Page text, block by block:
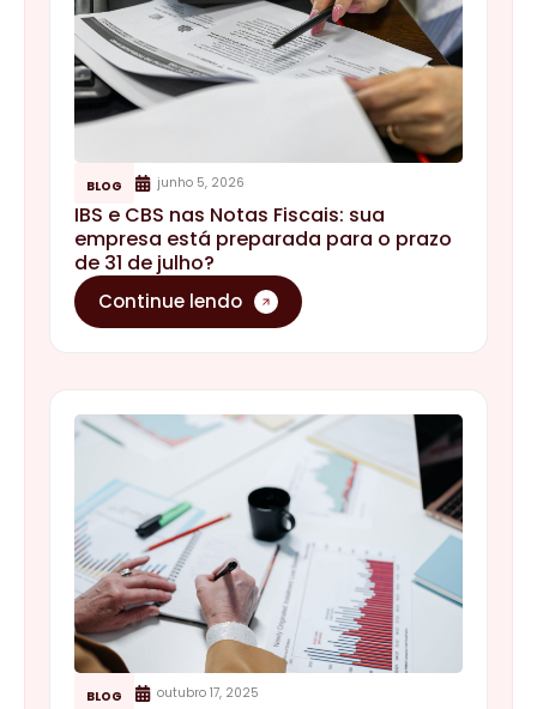
BLOG junho 5, 2026
IBS e CBS nas Notas Fiscais: sua
empresa está preparada para o prazo
de 31 de julho?
Continue lendo
BLOG outubro 17, 2025